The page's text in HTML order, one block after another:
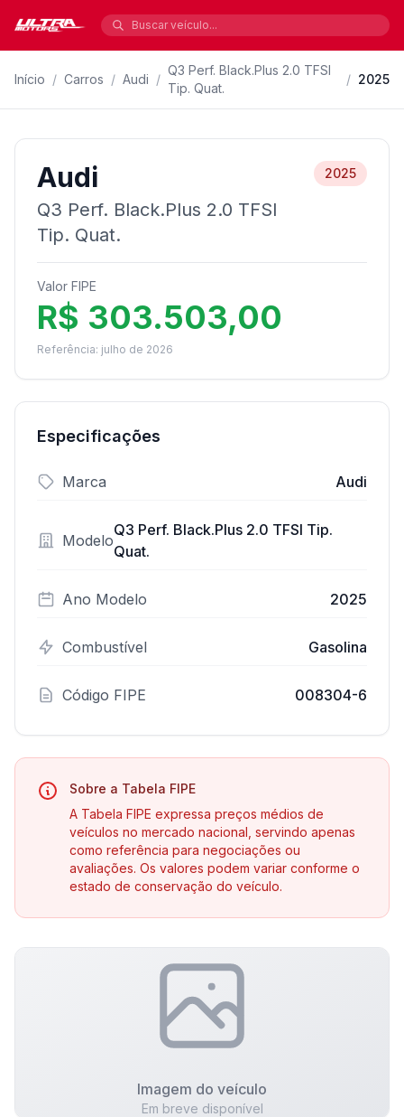
Início / Carros / Audi /
Q3 Perf. Black.Plus 2.0 TFSI
Tip. Quat.
/ 2025
Audi
Q3 Perf. Black.Plus 2.0 TFSI
Tip. Quat.
2025
Valor FIPE
R$ 303.503,00
Referência: julho de 2026
Especificações
Marca Audi
Modelo
Q3 Perf. Black.Plus 2.0 TFSI Tip.
Quat.
Ano Modelo 2025
Combustível Gasolina
Código FIPE 008304-6
Sobre a Tabela FIPE
A Tabela FIPE expressa preços médios de
veículos no mercado nacional, servindo apenas
como referência para negociações ou
avaliações. Os valores podem variar conforme o
estado de conservação do veículo.
Imagem do veículo
Em breve disponível